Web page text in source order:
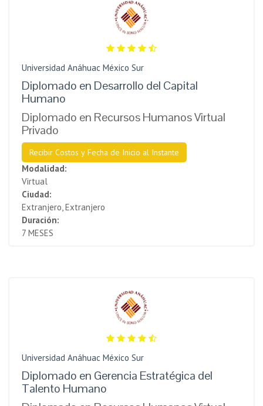
Universidad Anáhuac México Sur
Diplomado en Desarrollo del Capital
Humano
Diplomado en Recursos Humanos Virtual
Privado
Recibir Costos y Fecha de Inicio al Instante
Modalidad:
Virtual
Ciudad:
Extranjero, Extranjero
Duración:
7 MESES
Universidad Anáhuac México Sur
Diplomado en Gerencia Estratégica del
Talento Humano